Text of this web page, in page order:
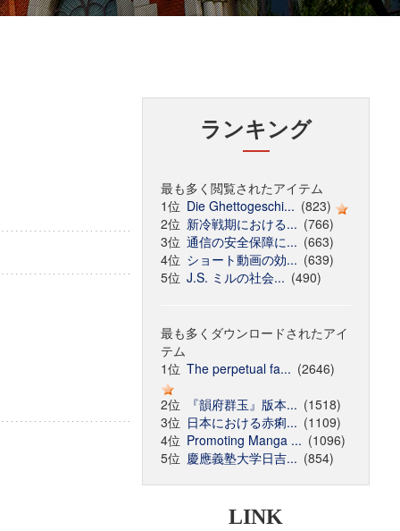
ランキング
最も多く閲覧されたアイテム
1位 Die Ghettogeschi... (823)
2位 新冷戦期における... (766)
3位 通信の安全保障に... (663)
4位 ショート動画の効... (639)
5位 J.S. ミルの社会... (490)
最も多くダウンロードされたアイ
テム
1位 The perpetual fa... (2646)
2位
『韻府群玉』版本... (1518)
3位 日本における赤痢... (1109)
4位 Promoting Manga ... (1096)
5位 慶應義塾大学日吉... (854)
LINK